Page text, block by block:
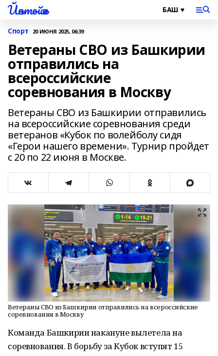
Йәнтөйәк
Спорт 20 ИЮНЯ 2025, 06:39
Ветераны СВО из Башкирии
отправились на
всероссийские
соревнования в Москву
Ветераны СВО из Башкирии отправились
на всероссийские соревнования среди
ветеранов «Кубок по волейболу сидя
«Герои нашего времени». Турнир пройдет
с 20 по 22 июня в Москве.
Ветераны СВО из Башкирии отправились на всероссийские
соревнования в Москву
Команда Башкирии накануне вылетела на
соревнования. В борьбу за Кубок вступят 15